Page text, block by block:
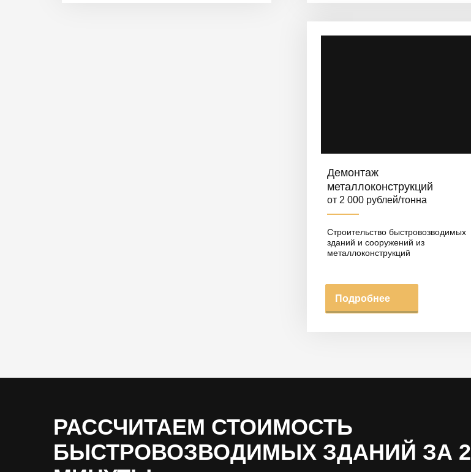
Демонтаж
металлоконструкций
от 2 000 рублей/тонна
Строительство быстровозводимых
зданий и сооружений из
металлоконструкций
Подробнее
РАССЧИТАЕМ СТОИМОСТЬ
БЫСТРОВОЗВОДИМЫХ ЗДАНИЙ ЗА 2